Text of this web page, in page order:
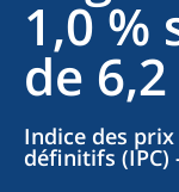
1,0 %
de
Indice des
définitifs (IPC)